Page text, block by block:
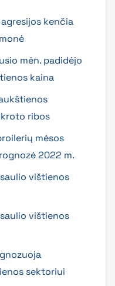
kenčia
mėn. padidėjo
kaina
ribos
mėsos
2022 m.
vištienos
vištienos
sektoriui